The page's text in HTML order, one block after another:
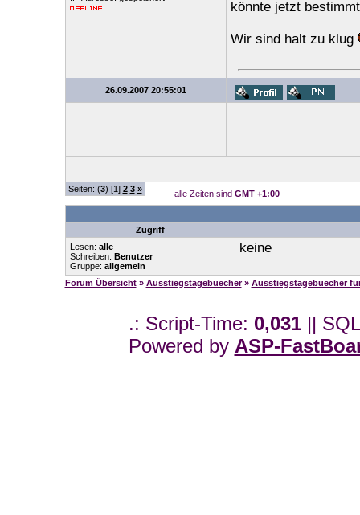
könnte jetzt
Wir sind halt zu klug
26.09.2007 20:55:01
Seiten: (3) [1] 2 3 » alle Zeiten sind GMT +1:00
Zugriff
Lesen: alle
Schreiben: Benutzer
Gruppe: allgemein
keine
Forum Übersicht » Ausstiegstagebuecher » Ausstiegstagebuecher
.: Script-Time: 0,031||
Powered by ASP-